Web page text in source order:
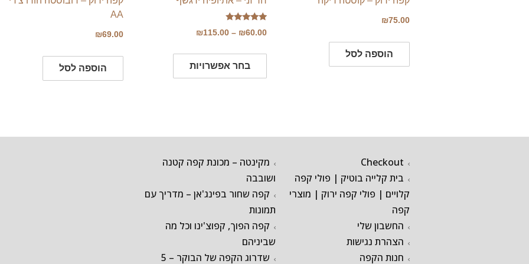
₪75.00
הוספה לסל
דורג
5.00
₪60.00
–
₪115.00
עד
בחר אפשרויות
למוצר
את
בעמוד
AA
₪69.00
הוספה לסל
Checkout
בית קלייה בוטיק | פולי קפה
קלויים | פולי קפה ירוק | מוצרי
קפה
החשבון שלי
הצהרת נגישות
חנות הקפה
מקינטה – מכונת קפה קטנה
ושובבה
קפה שחור בפינג'אן – מדריך עם
תמונות
קפה הפוך, קפוצ'ינו וכל מה
שביניהם
שדרוג הקפה של הבוקר – 5